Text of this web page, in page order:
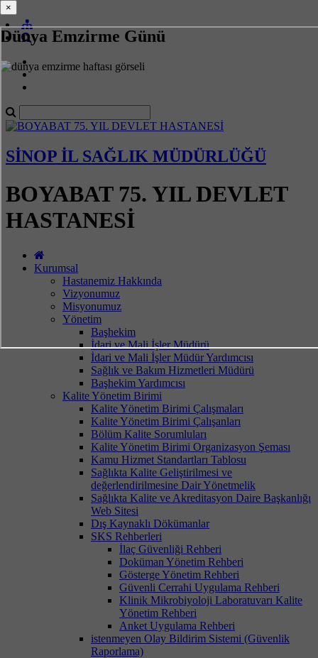
Dünya Emzirme Günü
SİNOP İL SAĞLIK MÜDÜRLÜĞÜ
BOYABAT 75. YIL DEVLET
HASTANESİ
Kurumsal
Hastanemiz Hakkında
Vizyonumuz
Misyonumuz
Yönetim
Başhekim
İdari ve Mali İşler Müdürü
İdari ve Mali İşler Müdür Yardımcısı
Sağlık ve Bakım Hizmetleri Müdürü
Başhekim Yardımcısı
Kalite Yönetim Birimi
Kalite Yönetim Birimi Çalışmaları
Kalite Yönetim Birimi Çalışanları
Bölüm Kalite Sorumluları
Kalite Yönetim Birimi Organizasyon Şeması
Kamu Hizmet Standartları Tablosu
Sağlıkta Kalite Geliştirilmesi ve
değerlendirilmesine Dair Yönetmelik
Sağlıkta Kalite ve Akreditasyon Daire Başkanlığı
Web Sitesi
Dış Kaynaklı Dökümanlar
SKS Rehberleri
İlaç Güvenliği Rehberi
Doküman Yönetim Rehberi
Gösterge Yönetim Rehberi
Güvenli Cerrahi Uygulama Rehberi
Klinik Mikrobiyoloji Laboratuvarı Kalite
Yönetim Rehberi
Anket Uygulama Rehberi
istenmeyen Olay Bildirim Sistemi (Güvenlik
Raporlama)
×